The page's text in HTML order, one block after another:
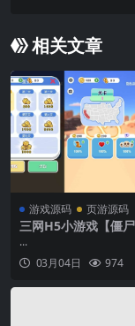
相关文章
游戏源码 页游源码
三网H5小游戏【僵
新整理WIN系服务端
工服务端+详细搭建教
...
03月04日
974